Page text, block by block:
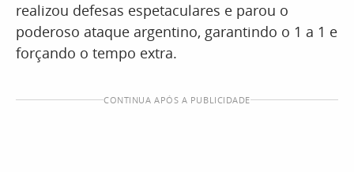
realizou defesas espetaculares e parou o
poderoso ataque argentino, garantindo o 1 a 1 e
forçando o tempo extra.
CONTINUA APÓS A PUBLICIDADE